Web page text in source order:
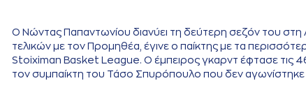
Ο Νώντας Παπαντωνίου διανύει τη δεύτερη σεζόν του
τελικών με τον Προμηθέα, έγινε ο παίκτης με τα
Stoiximan Basket League. Ο έμπειρος γκαρντ έφτασε τις
τον συμπαίκτη του Τάσο Σπυρόπουλο που δεν